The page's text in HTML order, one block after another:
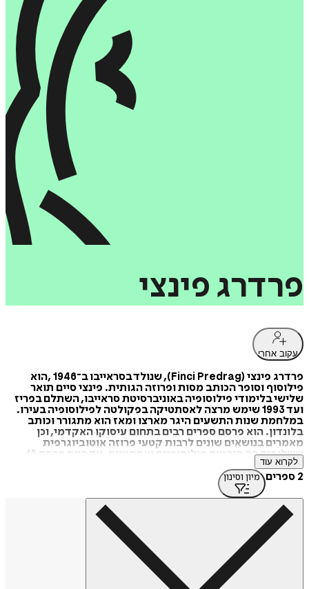
פרדרג פינצי
עקוב אחרי
פרדרג פינצי (Finci Predrag), שנולד בסראייבו ב־1946 ,הוא
פילוסוף וסופר הכותב מסות ופרוזה הגותית. פינצי סיים תואר
שלישי בלימודי פילוסופיה באוניברסיטת סראייבו, השתלם בפריז
ועד 1993 שימש מרצה לאסתטיקה בפקולטה לפילוסופיה בעירו.
במלחמת שנות התשעים היגר מארצו ומאז הוא מתגורר וכותב
בלונדון. הוא פרסם ספרים רבים בתחום עיסוקו האקדמי, וכן
מאמרים בנושאים שונים לרבות קטעי פרוזה אוטוביוגרפית
ששלובים בה היבטים פילוסופיים ואסתטיים. עד היום פרסם 15
ספרים בקרואטית ושניים באנגלית.
לקרוא עוד
2 ספרים מיון וסינון